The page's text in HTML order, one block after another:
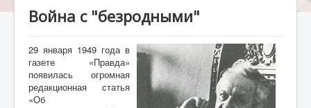
О журнале
Библиотека
Наше кино
Архивариус
Война с "безродными"
29 января 1949 года в
газете «Правда»
появилась огромная
редакционная статья
«Об